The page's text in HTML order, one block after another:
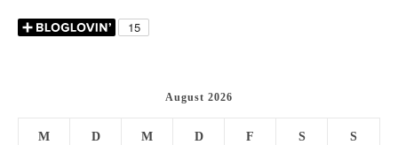
August 2026
M D M D F S S